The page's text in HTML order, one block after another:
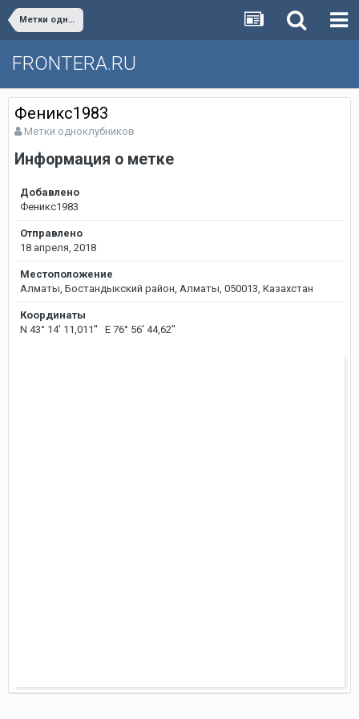
Метки одноклубников
FRONTERA.RU
Феникс1983
Метки одноклубников
Информация о метке
Добавлено
Феникс1983
Отправлено
18 апреля, 2018
Местоположение
Алматы, Бостандыкский район, Алматы, 050013, Казахстан
Координаты
N 43° 14' 11,011'' E 76° 56' 44,62''